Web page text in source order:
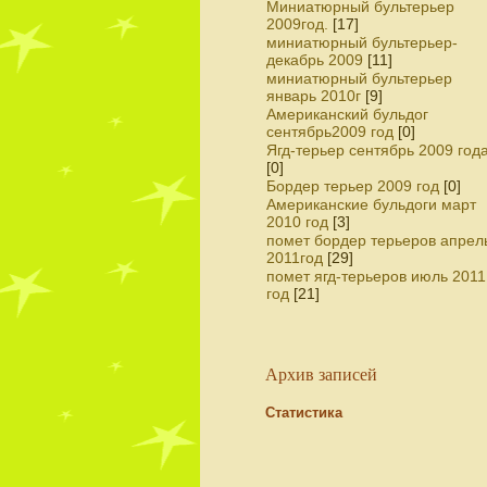
Миниатюрный бультерьер
2009год.
[17]
миниатюрный бультерьер-
декабрь 2009 [11]
миниатюрный бультерьер
январь 2010г [9]
Американский бульдог
сентябрь2009 год [0]
Ягд-терьер сентябрь 2009
[0]
Бордер терьер 2009 год [0]
Американские бульдоги март
2010 год [3]
помет бордер терьеров
2011год [29]
помет ягд-терьеров июль 2011
год [21]
Архив записей
Статистика